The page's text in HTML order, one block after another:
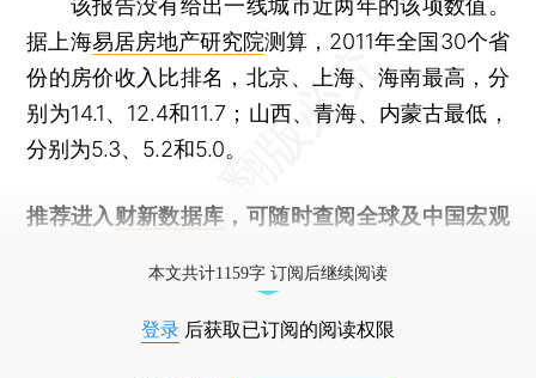
该报告没有给出一线城市近两年的该项数值。
据上海易居房地产研究院测算，2011年全国30个省
份的房价收入比排名，北京、上海、海南最高，分
别为14.1、12.4和11.7；山西、青海、内蒙古最低，
分别为5.3、5.2和5.0。
推荐进入 财新数据库 ，可随时查阅全球及中国宏观
本文共计1159字 订阅后继续阅读
登录 后获取已订阅的阅读权限